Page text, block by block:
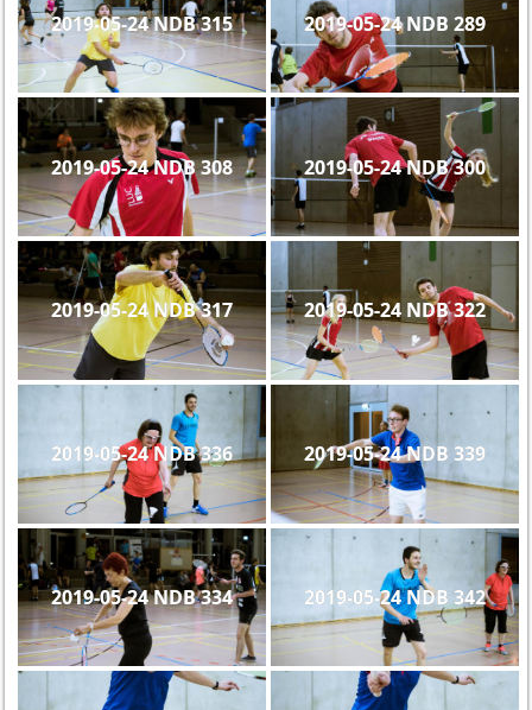
2019-05-24 NDB 315 2019-05-24 NDB 289
2019-05-24 NDB 308 2019-05-24 NDB 300
2019-05-24 NDB 317 2019-05-24 NDB 322
2019-05-24 NDB 336 2019-05-24 NDB 339
2019-05-24 NDB 334 2019-05-24 NDB 342